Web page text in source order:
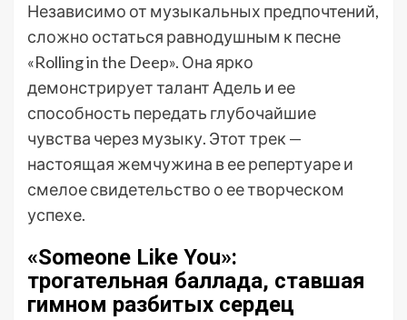
Независимо от музыкальных предпочтений,
сложно остаться равнодушным к песне
«Rolling in the Deep». Она ярко
демонстрирует талант Адель и ее
способность передать глубочайшие
чувства через музыку. Этот трек —
настоящая жемчужина в ее репертуаре и
смелое свидетельство о ее творческом
успехе.
«Someone Like You»:
трогательная баллада, ставшая
гимном разбитых сердец